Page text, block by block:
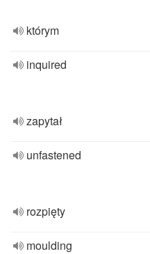
którym
inquired
zapytał
unfastened
rozpięty
moulding